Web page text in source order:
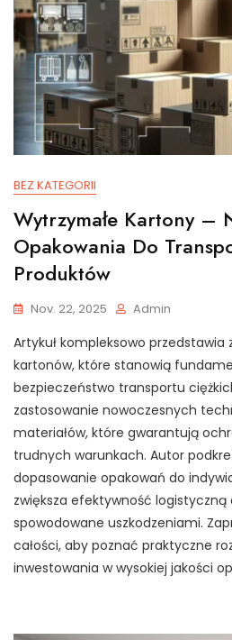
BEZ KATEGORII
Wytrzymałe Kartony –
Opakowania Do
Produktów
Nov. 22, 2025 Admin
Artykuł kompleksowo
kartonów, które stanowią
bezpieczeństwo transportu
zastosowanie nowoczesnych
materiałów, które gwarantują
trudnych warunkach. Autor
dopasowanie opakowań do
zwiększa efektywność
spowodowane uszkodzeniami.
całości, aby poznać praktyczne
inwestowania w wysokiej jakości